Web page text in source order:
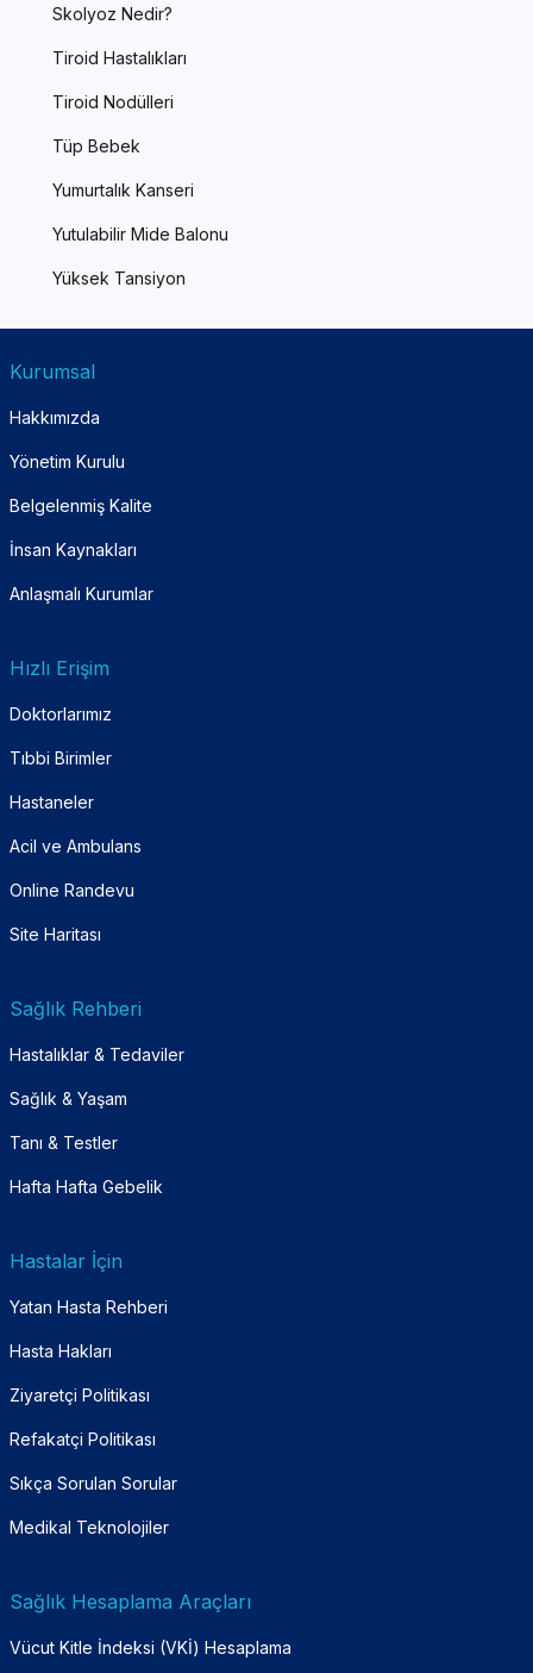
Skolyoz Nedir?
Tiroid Hastalıkları
Tiroid Nodülleri
Tüp Bebek
Yumurtalık Kanseri
Yutulabilir Mide Balonu
Yüksek Tansiyon
Kurumsal
Hakkımızda
Yönetim Kurulu
Belgelenmiş Kalite
İnsan Kaynakları
Anlaşmalı Kurumlar
Hızlı Erişim
Doktorlarımız
Tıbbi Birimler
Hastaneler
Acil ve Ambulans
Online Randevu
Site Haritası
Sağlık Rehberi
Hastalıklar & Tedaviler
Sağlık & Yaşam
Tanı & Testler
Hafta Hafta Gebelik
Hastalar İçin
Yatan Hasta Rehberi
Hasta Hakları
Ziyaretçi Politikası
Refakatçi Politikası
Sıkça Sorulan Sorular
Medikal Teknolojiler
Sağlık Hesaplama Araçları
Vücut Kitle İndeksi (VKİ) Hesaplama